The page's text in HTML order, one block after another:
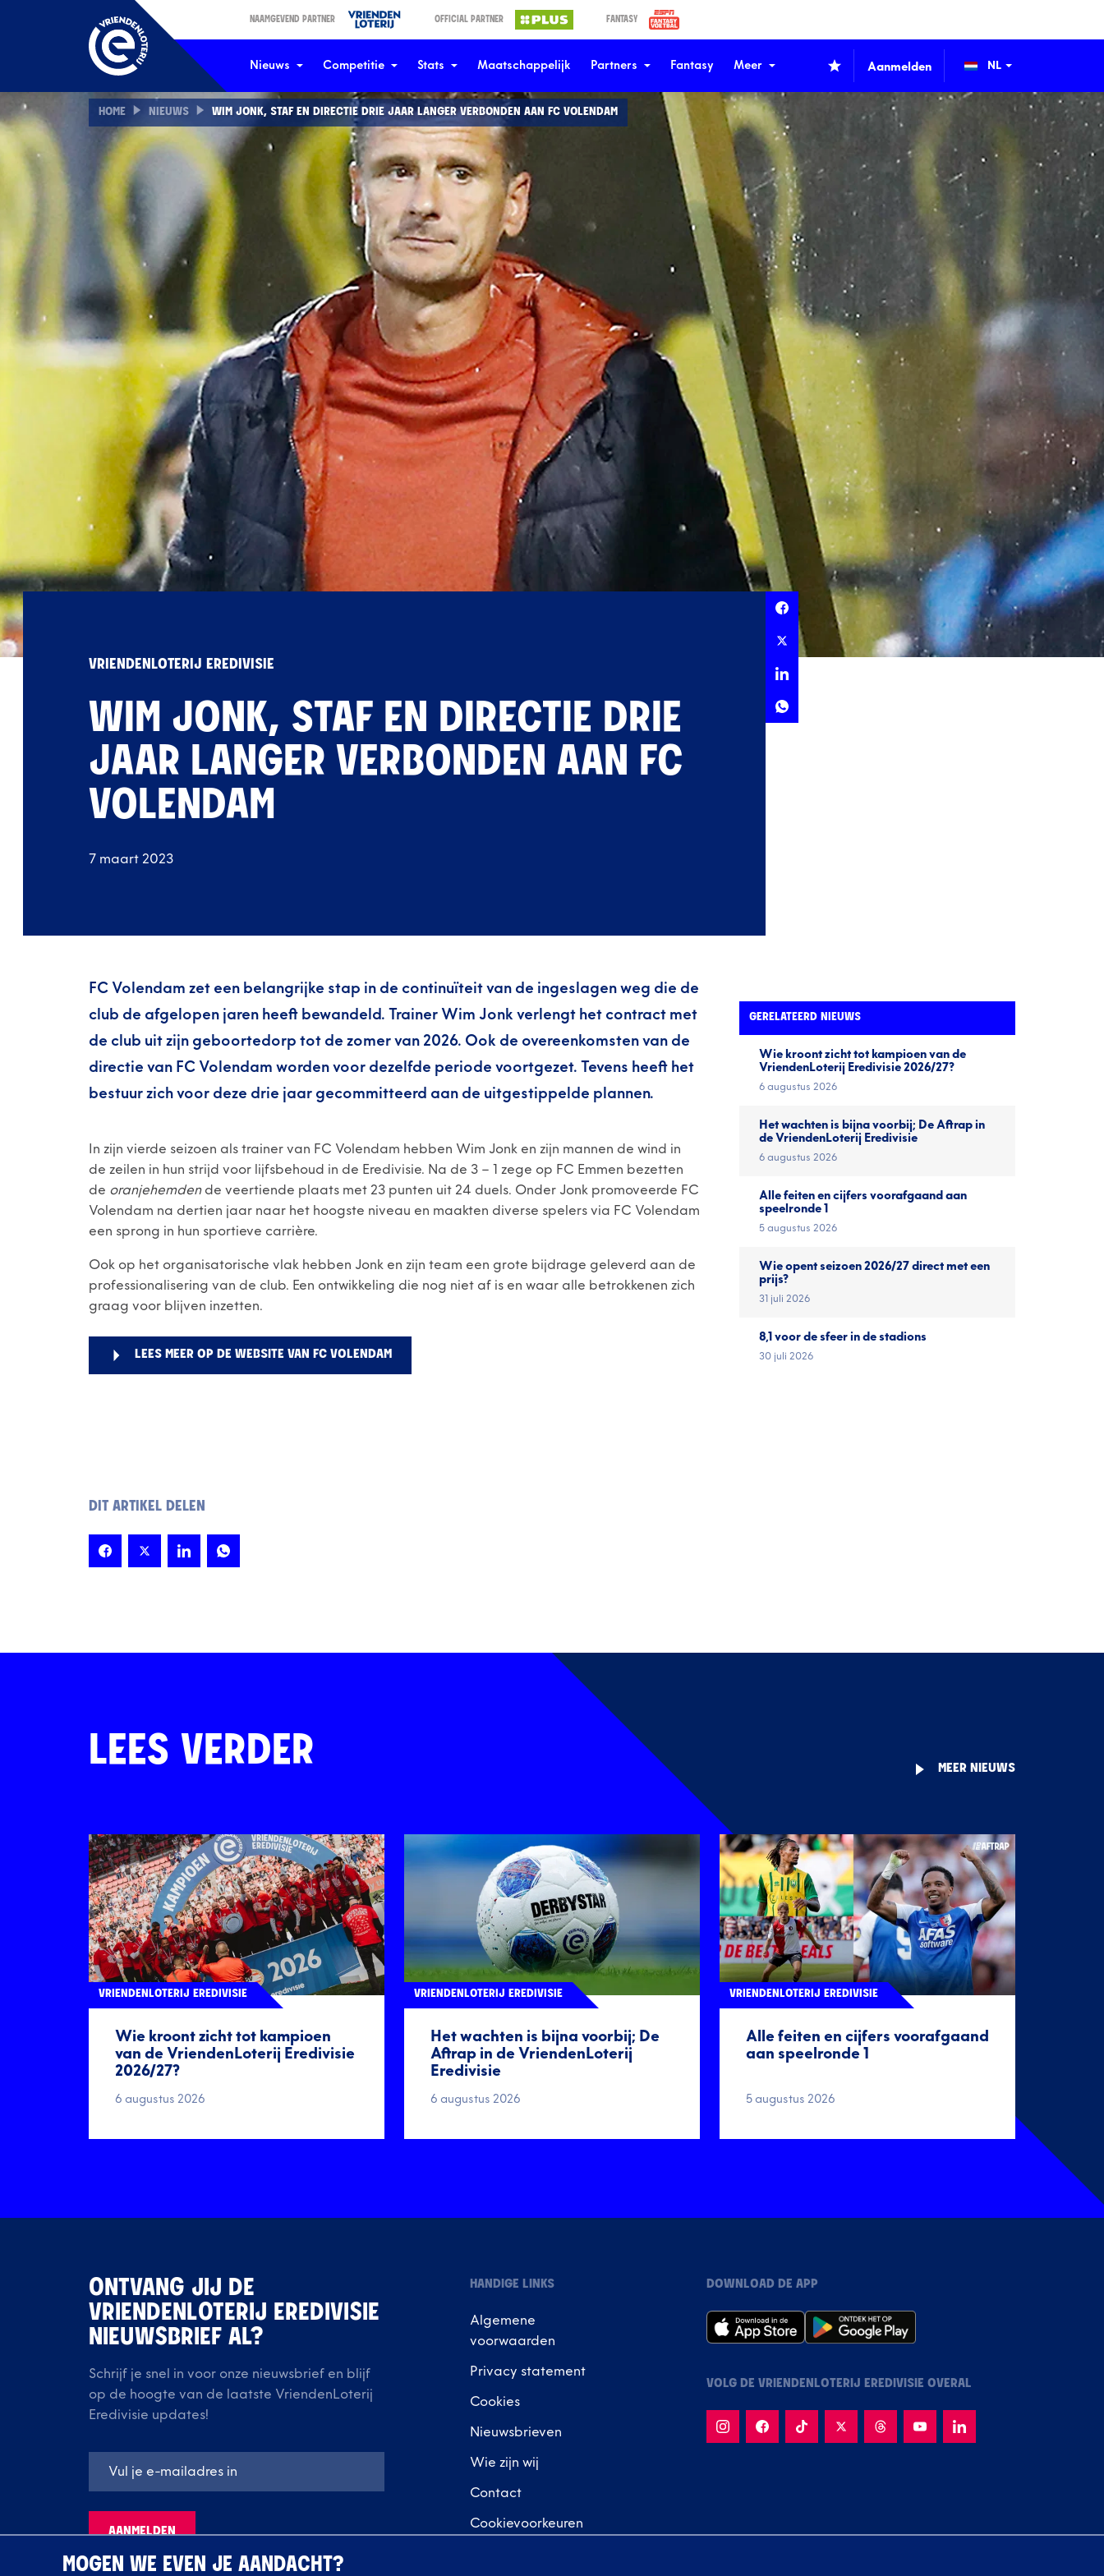
NAAMGEVEND PARTNER OFFICIAL PARTNER FANTASY
Nieuws Competitie Stats Maatschappelijk Partners Fantasy Meer Aanmelden
HOME NIEUWS WIM JONK, STAF EN DIRECTIE DRIE JAAR LANGER VERBONDEN AAN FC VOLENDAM
VRIENDENLOTERIJ EREDIVISIE
WIM JONK, STAF EN DIRECTIE DRIE
JAAR LANGER VERBONDEN AAN FC
VOLENDAM
7 maart 2023
FC Volendam zet een belangrijke stap in de continuïteit van de ingeslagen weg die de
club de afgelopen jaren heeft bewandeld. Trainer Wim Jonk verlengt het contract met
de club uit zijn geboortedorp tot de zomer van 2026. Ook de overeenkomsten van de
directie van FC Volendam worden voor dezelfde periode voortgezet. Tevens heeft het
bestuur zich voor deze drie jaar gecommitteerd aan de uitgestippelde plannen.
In zijn vierde seizoen als trainer van FC Volendam hebben Wim Jonk en zijn mannen de wind in
de zeilen in hun strijd voor lijfsbehoud in de Eredivisie. Na de 3 – 1 zege op FC Emmen bezetten
de oranjehemdende veertiende plaats met 23 punten uit 24 duels. Onder Jonk promoveerde FC
Volendam na dertien jaar naar het hoogste niveau en maakten diverse spelers via FC Volendam
een sprong in hun sportieve carrière.
Ook op het organisatorische vlak hebben Jonk en zijn team een grote bijdrage geleverd aan de
professionalisering van de club. Een ontwikkeling die nog niet af is en waar alle betrokkenen zich
graag voor blijven inzetten.
LEES MEER OP DE WEBSITE VAN FC VOLENDAM
DIT ARTIKEL DELEN
GERELATEERD NIEUWS
Wie kroont zicht tot kampioen van de
VriendenLoterij Eredivisie 2026/27?
6 augustus 2026
Het wachten is bijna voorbij; De Aftrap in
de VriendenLoterij Eredivisie
6 augustus 2026
Alle feiten en cijfers voorafgaand aan
speelronde 1
5 augustus 2026
Wie opent seizoen 2026/27 direct met een
prijs?
31 juli 2026
8,1 voor de sfeer in de stadions
30 juli 2026
LEES VERDER MEER NIEUWS
Wie kroont zicht tot kampioen
van de VriendenLoterij Eredivisie
2026/27?
VRIENDENLOTERIJ EREDIVISIE
6 augustus 2026
Het wachten is bijna voorbij; De
Aftrap in de VriendenLoterij
Eredivisie
VRIENDENLOTERIJ EREDIVISIE
6 augustus 2026
Alle feiten en cijfers voorafgaand
aan speelronde 1
VRIENDENLOTERIJ EREDIVISIE
5 augustus 2026
ONTVANG JIJ DE
VRIENDENLOTERIJ EREDIVISIE
NIEUWSBRIEF AL?
Schrijf je snel in voor onze nieuwsbrief en blijf
op de hoogte van de laatste VriendenLoterij
Eredivisie updates!
AANMELDEN
Deze site wordt beschermd door reCAPTCHA en GooglePrivacybeleid
HANDIGE LINKS
Algemene
voorwaarden
Privacy statement
Cookies
Nieuwsbrieven
Wie zijn wij
Contact
Cookievoorkeuren
DOWNLOAD DE APP
VOLG DE VRIENDENLOTERIJ EREDIVISIE OVERAL
MOGEN WE EVEN JE AANDACHT?